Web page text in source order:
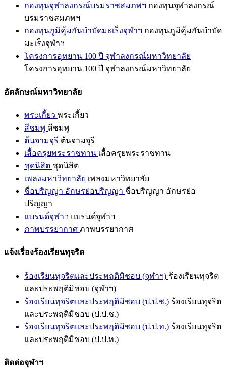
กองทุนจุฬาลงกรณ์บรมราชสมภพฯ กองทุนจุฬาลงกรณ์
บรมราชสมภพฯ
กองทุนภูมิคุ้มกันบำบัดมะเร็งจุฬาฯ กองทุนภูมิคุ้มกันบำบัด
มะเร็งจุฬาฯ
โครงการอุทยาน 100 ปี จุฬาลงกรณ์มหาวิทยาลัย
โครงการอุทยาน 100 ปี จุฬาลงกรณ์มหาวิทยาลัย
อัตลักษณ์มหาวิทยาลัย
พระเกี้ยว พระเกี้ยว
สีชมพู สีชมพู
ต้นจามจุรี ต้นจามจุรี
เสื้อครุยพระราชทาน เสื้อครุยพระราชทาน
ชุดนิสิต ชุดนิสิต
เพลงมหาวิทยาลัย เพลงมหาวิทยาลัย
ชื่อปริญญา อักษรย่อปริญญา ชื่อปริญญา อักษรย่อ
ปริญญา
แบรนด์จุฬาฯ แบรนด์จุฬาฯ
ภาพบรรยากาศ ภาพบรรยากาศ
แจ้งเรื่องร้องเรียนทุจริต
ร้องเรียนทุจริตและประพฤติมิชอบ (จุฬาฯ) ร้องเรียนทุจริต
และประพฤติมิชอบ (จุฬาฯ)
ร้องเรียนทุจริตและประพฤติมิชอบ (ป.ป.ช.) ร้องเรียนทุจริต
และประพฤติมิชอบ (ป.ป.ช.)
ร้องเรียนทุจริตและประพฤติมิชอบ (ป.ป.ท.) ร้องเรียนทุจริต
และประพฤติมิชอบ (ป.ป.ท.)
ติดต่อจุฬาฯ